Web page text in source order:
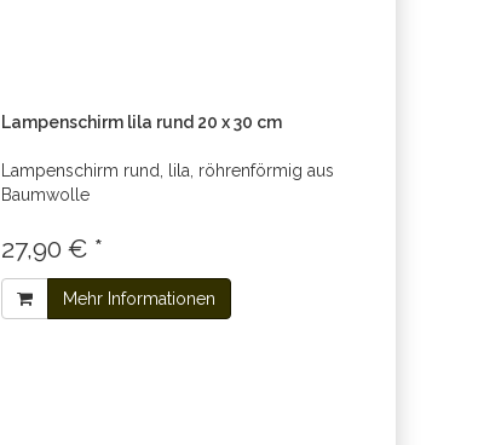
Lampenschirm lila rund 20 x 30 cm
Lampenschirm rund, lila, röhrenförmig aus
Baumwolle
27,90 € *
Mehr Informationen